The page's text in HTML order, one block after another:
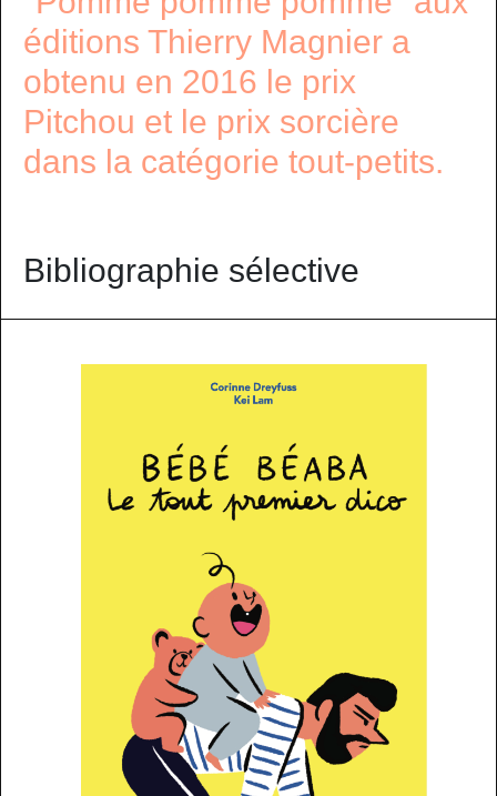
éditions Thierry Magnier a
obtenu en 2016 le prix
Pitchou et le prix sorcière
dans la catégorie tout-petits.
Bibliographie sélective